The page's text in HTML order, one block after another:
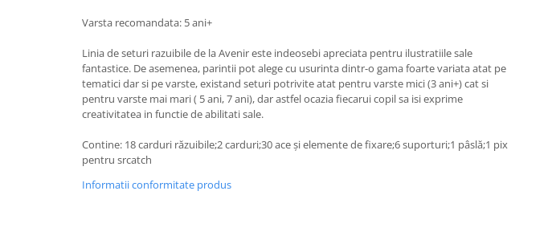
Varsta recomandata: 5 ani+
Linia de seturi razuibile de la Avenir este indeosebi apreciata pentru ilustratiile sale
fantastice. De asemenea, parintii pot alege cu usurinta dintr-o gama foarte variata atat pe
tematici dar si pe varste, existand seturi potrivite atat pentru varste mici (3 ani+) cat si
pentru varste mai mari ( 5 ani, 7 ani), dar astfel ocazia fiecarui copil sa isi exprime
creativitatea in functie de abilitati sale.
Contine: 18 carduri răzuibile;2 carduri;30 ace și elemente de fixare;6 suporturi;1 pâslă;1 pix
pentru srcatch
Informatii conformitate produs